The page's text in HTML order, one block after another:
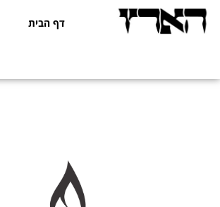
דף הבית